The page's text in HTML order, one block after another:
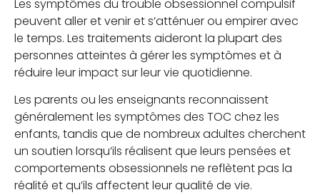
Les symptômes du trouble obsessionnel compulsif
peuvent aller et venir et s’atténuer ou empirer avec
le temps. Les traitements aideront la plupart des
personnes atteintes à gérer les symptômes et à
réduire leur impact sur leur vie quotidienne.
Les parents ou les enseignants reconnaissent
généralement les symptômes des TOC chez les
enfants, tandis que de nombreux adultes cherchent
un soutien lorsqu’ils réalisent que leurs pensées et
comportements obsessionnels ne reflètent pas la
réalité et qu’ils affectent leur qualité de vie.